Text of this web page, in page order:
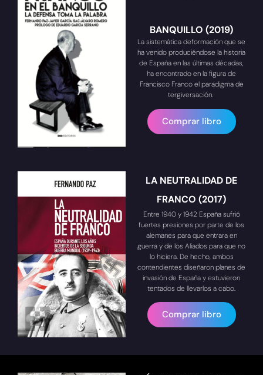
BANQUILLO (2019)
La sistemática deformación que se
ha venido produciéndose la historia
de España en las últimas décadas,
ha encontrado en la figura de
Francisco Franco el paradigma de
tergiversación.
Comprar libro
LA NEUTRALIDAD DE
FRANCO (2017)
Entre 1940 y 1942 España sufrió
fuertes presiones por parte de los
alemanes para que entrara en
guerra y de los Aliados para que no
lo hiciera. De hecho, ambos
contendientes diseñaron planes de
invasión de España y estuvieron
tentados de llevarlos a cabo.
Comprar libro